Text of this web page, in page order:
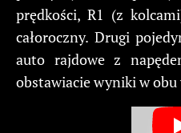
prędkości, R1 (z
całoroczny. Drugi
auto rajdowe z
obstawiacie wyniki w obu